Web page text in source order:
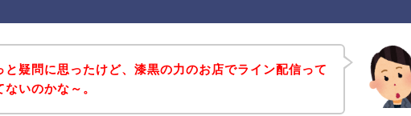
と疑問に思ったけど、漆黒の力のお店でライン配信って
ないのかな～。